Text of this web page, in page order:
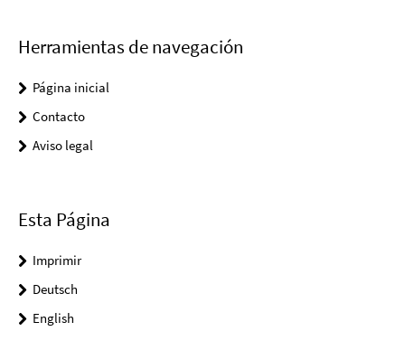
Herramientas de navegación
Página inicial
Contacto
Aviso legal
Esta Página
Imprimir
Deutsch
English